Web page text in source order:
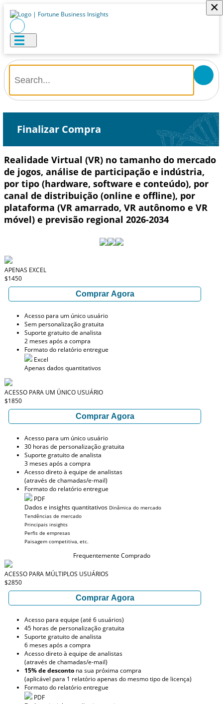
×
Finalizar Compra
Realidade Virtual (VR) no tamanho do mercado
de jogos, análise de participação e indústria,
por tipo (hardware, software e conteúdo), por
canal de distribuição (online e offline), por
plataforma (VR amarrado, VR autônomo e VR
móvel) e previsão regional 2026-2034
APENAS EXCEL
$1450
Comprar Agora
Acesso para um único usuário
Sem personalização gratuita
Suporte gratuito de analista
2 meses após a compra
Formato do relatório entregue
Excel
Apenas dados quantitativos
ACESSO PARA UM ÚNICO USUÁRIO
$1850
Comprar Agora
Acesso para um único usuário
30 horas de personalização gratuita
Suporte gratuito de analista
3 meses após a compra
Acesso direto à equipe de analistas
(através de chamadas/e-mail)
Formato do relatório entregue
PDF
Dados e insights quantitativos Dinâmica do mercado
Tendências de mercado
Principais insights
Perfis de empresas
Paisagem competitiva, etc.
Frequentemente Comprado
ACESSO PARA MÚLTIPLOS USUÁRIOS
$2850
Comprar Agora
Acesso para equipe (até 6 usuários)
45 horas de personalização gratuita
Suporte gratuito de analista
6 meses após a compra
Acesso direto à equipe de analistas
(através de chamadas/e-mail)
15% de desconto na sua próxima compra
(aplicável para 1 relatório apenas do mesmo tipo de licença)
Formato do relatório entregue
PDF